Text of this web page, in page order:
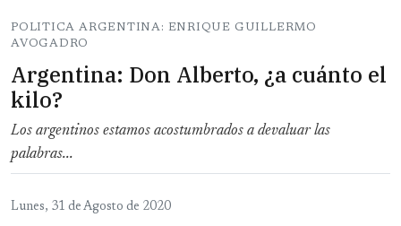
POLITICA ARGENTINA: ENRIQUE GUILLERMO
AVOGADRO
Argentina: Don Alberto, ¿a cuánto el
kilo?
Los argentinos estamos acostumbrados a devaluar las
palabras...
Lunes, 31 de Agosto de 2020